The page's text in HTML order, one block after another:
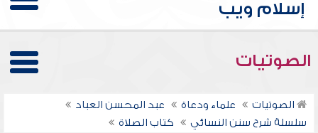
الصوتيات
الصوتيات علماء ودعاة
عبد المحسن العباد
سلسلة شرح سنن النسائي
كتاب الصلاة